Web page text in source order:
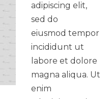
adipiscing elit,
sed do
eiusmod tempor
incididunt ut
labore et dolore
magna aliqua. Ut
enim